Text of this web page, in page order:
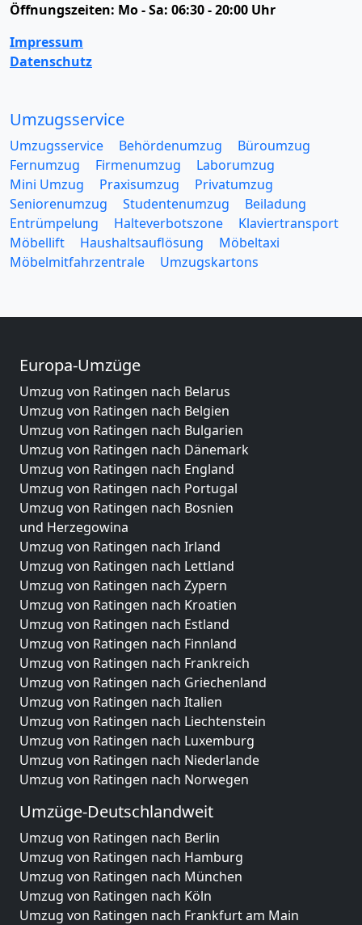
Öffnungszeiten: Mo - Sa: 06:30 - 20:00 Uhr
Impressum
Datenschutz
Umzugsservice
Umzugsservice Behördenumzug
Büroumzug
Fernumzug
Firmenumzug
Laborumzug
Mini Umzug
Praxisumzug
Privatumzug
Seniorenumzug
Studentenumzug
Beiladung
Entrümpelung
Halteverbotszone
Klaviertransport
Möbellift
Haushaltsauflösung
Möbeltaxi
Möbelmitfahrzentrale
Umzugskartons
Europa-Umzüge
Umzug von Ratingen nach Belarus
Umzug von Ratingen nach Belgien
Umzug von Ratingen nach Bulgarien
Umzug von Ratingen nach Dänemark
Umzug von Ratingen nach England
Umzug von Ratingen nach Portugal
Umzug von Ratingen nach Bosnien
und Herzegowina
Umzug von Ratingen nach Irland
Umzug von Ratingen nach Lettland
Umzug von Ratingen nach Zypern
Umzug von Ratingen nach Kroatien
Umzug von Ratingen nach Estland
Umzug von Ratingen nach Finnland
Umzug von Ratingen nach Frankreich
Umzug von Ratingen nach Griechenland
Umzug von Ratingen nach Italien
Umzug von Ratingen nach Liechtenstein
Umzug von Ratingen nach Luxemburg
Umzug von Ratingen nach Niederlande
Umzug von Ratingen nach Norwegen
Umzüge-Deutschlandweit
Umzug von Ratingen nach Berlin
Umzug von Ratingen nach Hamburg
Umzug von Ratingen nach München
Umzug von Ratingen nach Köln
Umzug von Ratingen nach Frankfurt am Main